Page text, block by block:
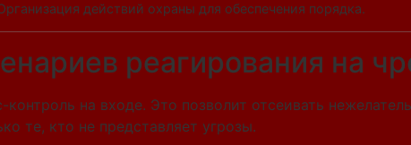
действий охраны для обеспечения порядка.
реагирования на
на входе. Это позволит отсеивать
те, кто не представляет угрозы.